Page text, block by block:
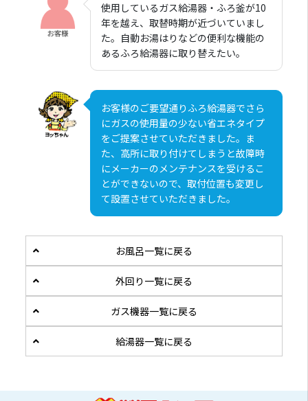
使用しているガス給湯器・ふろ釜が10
年を越え、取替時期が近づいていまし
た。自動お湯はりなどの便利な機能の
あるふろ給湯器に取り替えたい。
お客様のご要望通りふろ給湯器でさら
にガスの使用量の少ない省エネタイプ
をご提案させていただきました。ま
た、高所に取り付けてしまうと故障時
にメーカーのメンテナンスを受けるこ
とができないので、取付位置も変更し
て設置させていただきました。
お風呂一覧に戻る
外回り一覧に戻る
ガス機器一覧に戻る
給湯器一覧に戻る